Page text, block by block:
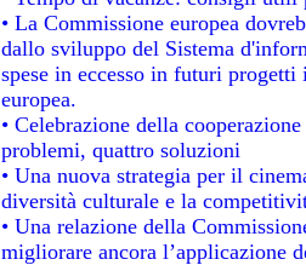
• La Commissione europea
dallo sviluppo del Sistema
spese in eccesso in futuri
europea.
• Celebrazione della
problemi, quattro soluzioni
• Una nuova strategia per il
diversità culturale e la
• Una relazione della
migliorare ancora l’applicazione